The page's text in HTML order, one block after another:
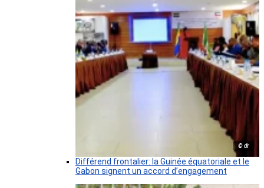
© dr
Différend frontalier: la Guinée équatoriale et le
Gabon signent un accord d’engagement